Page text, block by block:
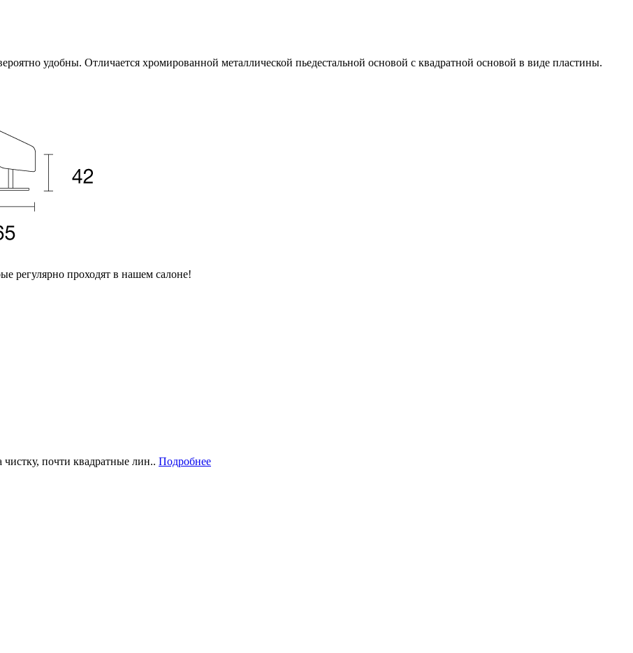
удобны. Отличается хромированной металлической пьедестальной основой с квадратной основой в виде пластины.
регулярно проходят в нашем салоне!
почти квадратные лин.. Подробнее